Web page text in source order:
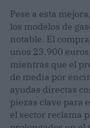
Pese a esta
los modelos de
notable. El
unos 23.900
mientras que el
de media por
ayudas directas
piezas clave para
el sector reclama